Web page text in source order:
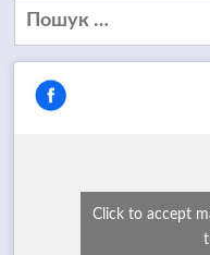
Пошук:
Click to accept